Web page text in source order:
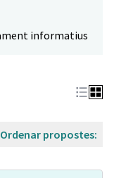
informatius
Ordenar propostes: